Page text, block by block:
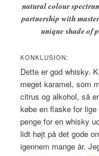
natural colour
partnership with
unique shade of
KONKLUSION:
Dette er god whisky.
meget karamel, som
citrus og alkohol, så
købe en flaske for
penge for en whisky
lidt højt på det gode
igennem mange år.